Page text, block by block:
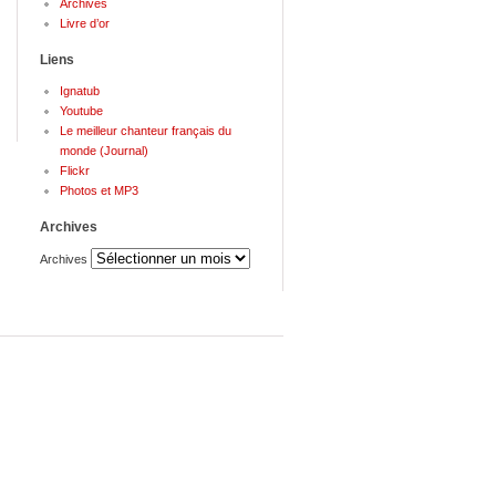
Archives
Livre d’or
Liens
Ignatub
Youtube
Le meilleur chanteur français du
monde (Journal)
Flickr
Photos et MP3
Archives
Archives